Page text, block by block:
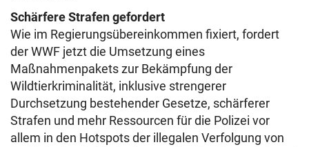
Schärfere Strafen gefordert
Wie im Regierungsübereinkommen fixiert, fordert
der WWF jetzt die Umsetzung eines
Maßnahmenpakets zur Bekämpfung der
Wildtierkriminalität, inklusive strengerer
Durchsetzung bestehender Gesetze, schärferer
Strafen und mehr Ressourcen für die Polizei vor
allem in den Hotspots der illegalen Verfolgung von